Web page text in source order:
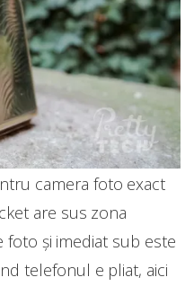
camera foto exact
are sus zona
și imediat sub este
telefonul e pliat, aici